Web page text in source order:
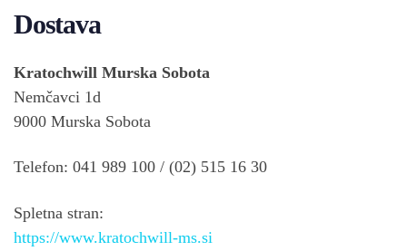
Dostava
Kratochwill Murska Sobota
Nemčavci 1d
9000 Murska Sobota
Telefon: 041 989 100 / (02) 515 16 30
Spletna stran:
https://www.kratochwill-ms.si